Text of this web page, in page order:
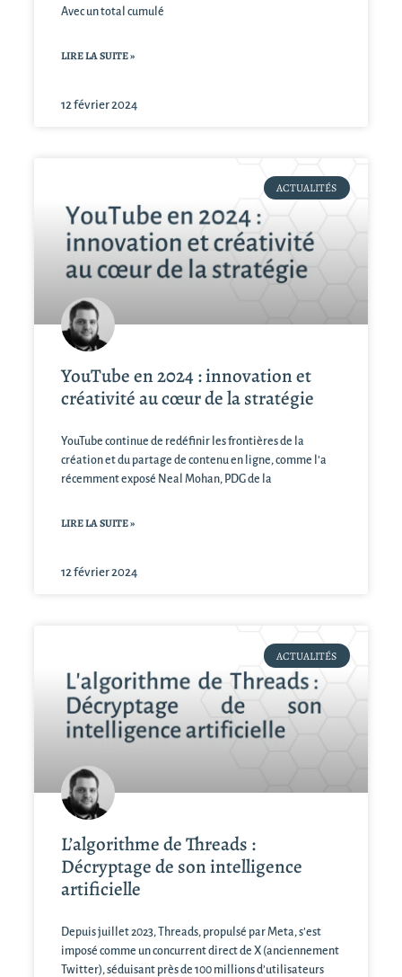
Avec un total cumulé
LIRE LA SUITE »
12 février 2024
ACTUALITÉS
YouTube en 2024 : innovation et
créativité au cœur de la stratégie
YouTube continue de redéfinir les frontières de la
création et du partage de contenu en ligne, comme l’a
récemment exposé Neal Mohan, PDG de la
LIRE LA SUITE »
12 février 2024
ACTUALITÉS
L’algorithme de Threads :
Décryptage de son intelligence
artificielle
Depuis juillet 2023, Threads, propulsé par Meta, s’est
imposé comme un concurrent direct de X (anciennement
Twitter), séduisant près de 100 millions d’utilisateurs